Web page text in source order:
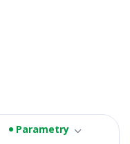
Parametry